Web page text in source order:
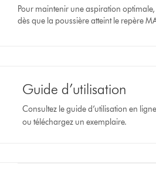
Pour maintenir une aspiration
dès que la poussière atteint le repère
Guide d’utilisation
Consultez le guide d’utilisation en ligne
ou téléchargez un exemplaire.